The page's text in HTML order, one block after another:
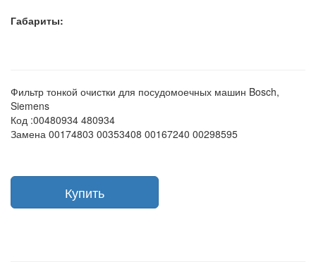
Габариты:
Фильтр тонкой очистки для посудомоечных машин Bosch,
Siemens
Код :00480934 480934
Замена 00174803 00353408 00167240 00298595